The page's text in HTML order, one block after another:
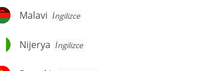
Malavi
Malavi İngilizce
Nijerya
Nijerya İngilizce